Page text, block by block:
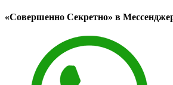
«Совершенно Секретно» в